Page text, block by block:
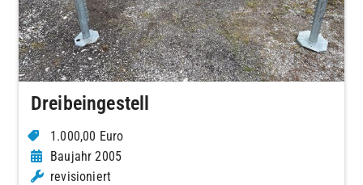
Dreibeingestell
1.000,00 Euro
Baujahr 2005
revisioniert